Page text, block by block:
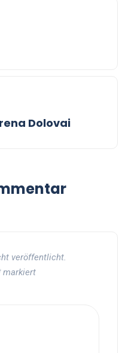
Dolovai
veröffentlicht.
markiert